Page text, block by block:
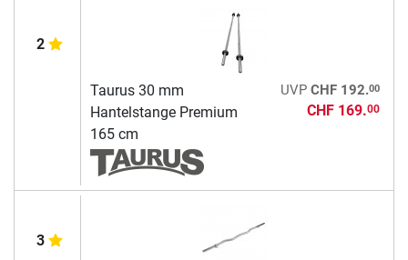
2
Taurus 30 mm
Hantelstange Premium
165 cm
UVP CHF 192.00
CHF 169.00
3